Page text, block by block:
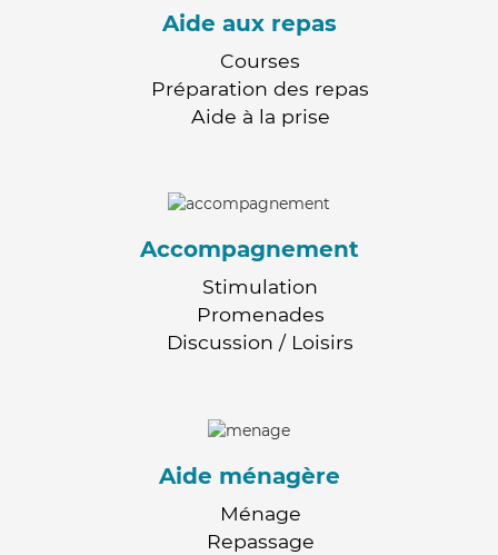
Aide aux repas
Courses
Préparation des repas
Aide à la prise
Accompagnement
Stimulation
Promenades
Discussion / Loisirs
Aide ménagère
Ménage
Repassage